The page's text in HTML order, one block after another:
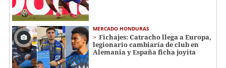
MERCADO HONDURAS
Fichajes: Catracho llega a Europa,
legionario cambiaría de club en
Alemania y España ficha joyita